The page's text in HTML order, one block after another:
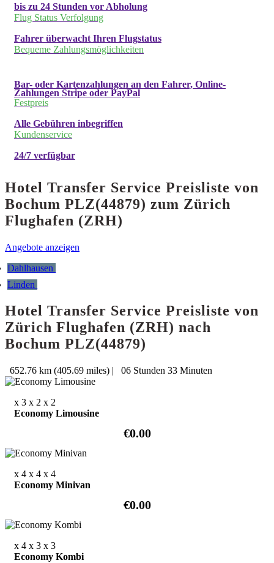
bis zu 24 Stunden vor Abholung
Flug Status Verfolgung
Fahrer überwacht Ihren Flugstatus
Bequeme Zahlungsmöglichkeiten
Bar- oder Kartenzahlungen an den Fahrer, Online-
Zahlungen Stripe oder PayPal
Festpreis
Alle Gebühren inbegriffen
Kundenservice
24/7 verfügbar
Hotel Transfer Service Preisliste von
Bochum PLZ(44879) zum Zürich
Flughafen (ZRH)
Angebote anzeigen
Dahlhausen
Linden
Hotel Transfer Service Preisliste von
Zürich Flughafen (ZRH) nach
Bochum PLZ(44879)
652.76 km (405.69 miles) | 06 Stunden 33 Minuten
x 3 x 2 x 2
Economy Limousine
€0.00
x 4 x 4 x 4
Economy Minivan
€0.00
x 4 x 3 x 3
Economy Kombi